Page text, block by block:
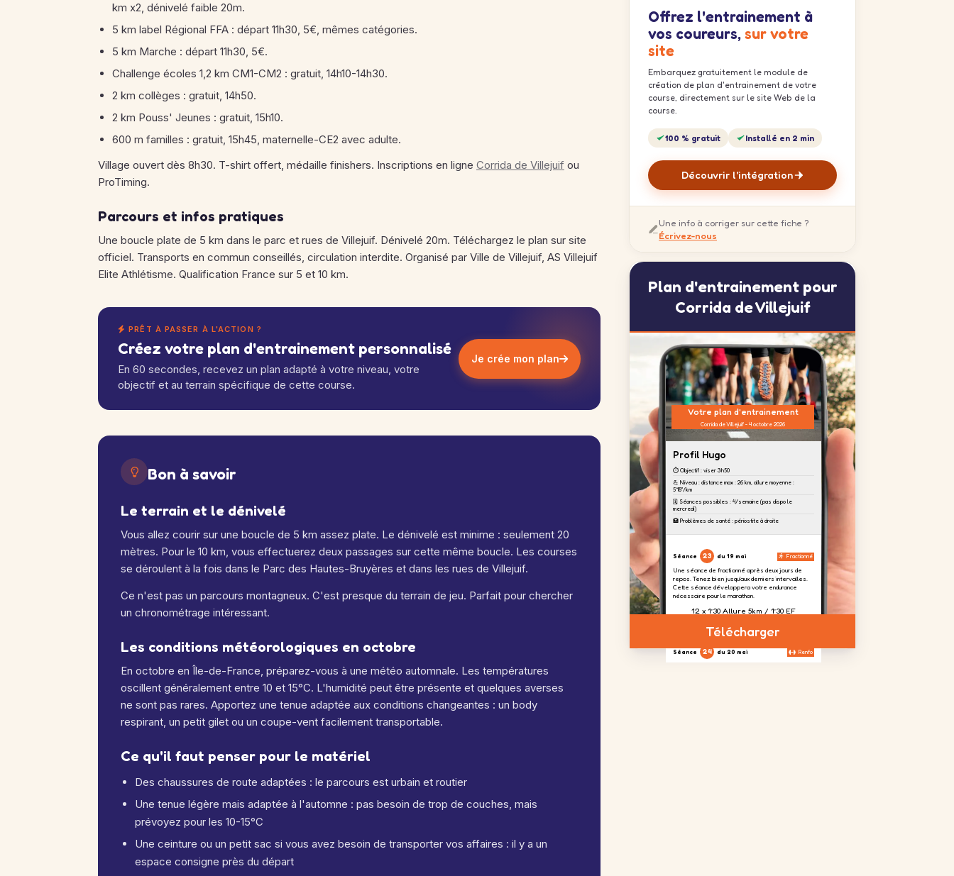
km x2, dénivelé faible 20m.
5 km label Régional FFA : départ 11h30, 5€, mêmes catégories.
5 km Marche : départ 11h30, 5€.
Challenge écoles 1,2 km CM1-CM2 : gratuit, 14h10-14h30.
2 km collèges : gratuit, 14h50.
2 km Pouss' Jeunes : gratuit, 15h10.
600 m familles : gratuit, 15h45, maternelle-CE2 avec adulte.
Village ouvert dès 8h30. T-shirt offert, médaille finishers. Inscriptions en ligne Corrida de Villejuif ou
ProTiming.
Parcours et infos pratiques
Une boucle plate de 5 km dans le parc et rues de Villejuif. Dénivelé 20m. Téléchargez le plan sur site
officiel. Transports en commun conseillés, circulation interdite. Organisé par Ville de Villejuif, AS Villejuif
Elite Athlétisme. Qualification France sur 5 et 10 km.
PRÊT À PASSER À L'ACTION ?
Créez votre plan d'entrainement personnalisé
En 60 secondes, recevez un plan adapté à votre niveau, votre
objectif et au terrain spécifique de cette course.
Je crée mon plan
Bon à savoir
Le terrain et le dénivelé
Vous allez courir sur une boucle de 5 km assez plate. Le dénivelé est minime : seulement 20
mètres. Pour le 10 km, vous effectuerez deux passages sur cette même boucle. Les courses
se déroulent à la fois dans le Parc des Hautes-Bruyères et dans les rues de Villejuif.
Ce n'est pas un parcours montagneux. C'est presque du terrain de jeu. Parfait pour chercher
un chronométrage intéressant.
Les conditions météorologiques en octobre
En octobre en Île-de-France, préparez-vous à une météo automnale. Les températures
oscillent généralement entre 10 et 15°C. L'humidité peut être présente et quelques averses
ne sont pas rares. Apportez une tenue adaptée aux conditions changeantes : un body
respirant, un petit gilet ou un coupe-vent facilement transportable.
Ce qu'il faut penser pour le matériel
Des chaussures de route adaptées : le parcours est urbain et routier
Une tenue légère mais adaptée à l'automne : pas besoin de trop de couches, mais
prévoyez pour les 10-15°C
Une ceinture ou un petit sac si vous avez besoin de transporter vos affaires : il y a un
espace consigne près du départ
Offrez l'entrainement à
vos coureurs, sur votre
site
Embarquez gratuitement le module de
création de plan d'entrainement de votre
course, directement sur le site Web de la
course.
100 % gratuit Installé en 2 min
Découvrir l'intégration
Une info à corriger sur cette fiche ?
Écrivez-nous
Plan d'entrainement pour
Corrida de Villejuif
Votre plan d'entrainement
Corrida de Villejuif - 4 octobre 2026
Profil Hugo
⏱️ Objectif : viser 3h50
💪 Niveau : distance max : 26 km, allure moyenne :
5'18''/km
🗓️ Séances possibles : 4/semaine (pas dispo le
mercredi)
🏥 Problèmes de santé : périostite à droite
Séance 23 du 19 mai Fractionné
Une séance de fractionné après deux jours de
repos. Tenez bien jusqu'aux derniers intervalles.
Cette séance développera votre endurance
nécessaire pour le marathon.
12 x 1’30 Allure 5km / 1’30 EF
Séance 24 du 20 mai Renfo
Télécharger